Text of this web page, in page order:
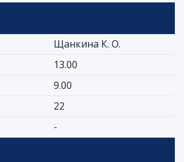
Щанкина К. О.
13.00
9.00
22
-